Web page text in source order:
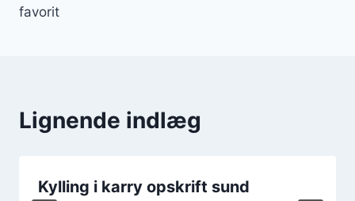
favorit
Lignende indlæg
Kylling i karry opskrift sund